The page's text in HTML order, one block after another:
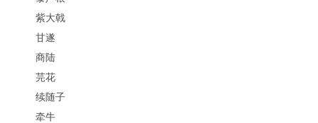
紫大戟
甘遂
商陆
芫花
续随子
牵牛